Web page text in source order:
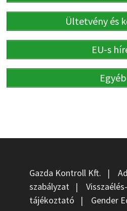
Ültetvény és
EU-s
Egyéb
Gazda Kontroll Kft. |
szabályzat|
tájékoztató | Gender